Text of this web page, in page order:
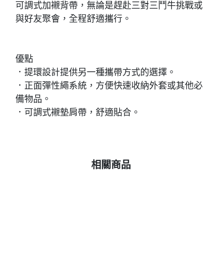
可調式加襯背帶，無論是趕赴三對三鬥牛挑戰或
與好友聚會，全程舒適攜行。
優點
．提環設計提供另一種攜帶方式的選擇。
．正面彈性繩系統，方便快速收納外套或其他必
備物品。
．可調式襯墊肩帶，舒適貼合。
相關商品